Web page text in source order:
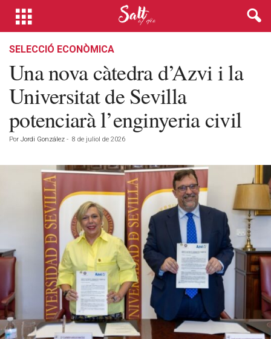
SELECCIÓ ECONÒMICA
Una nova càtedra d’Azvi i la
Universitat de Sevilla
potenciarà l’enginyeria civil
Por Jordi González - 8 de juliol de 2026